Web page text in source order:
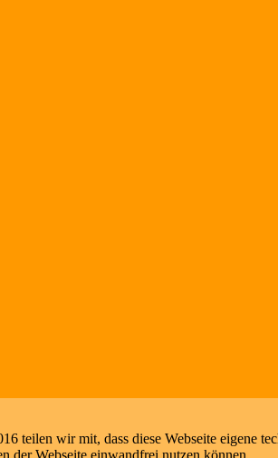
teilen wir mit, dass diese Webseite eigene
der Webseite einwandfrei nutzen können.